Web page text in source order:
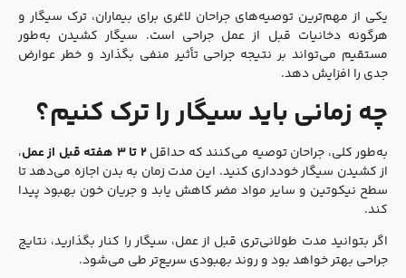
یکی از مهم‌ترین توصیه‌های جراحان لاغری برای بیماران، ترک سیگار و
هرگونه دخانیات قبل از عمل جراحی است. سیگار کشیدن به‌طور
مستقیم می‌تواند بر نتیجه جراحی تأثیر منفی بگذارد و خطر عوارض
جدی را افزایش دهد.
چه زمانی باید سیگار را ترک کنیم؟
به‌طور کلی، جراحان توصیه می‌کنند که حداقل۲ تا ۳ هفته قبل از عمل
،
از کشیدن سیگار خودداری کنید. این مدت زمان به بدن اجازه می‌دهد تا
سطح نیکوتین و سایر مواد مضر کاهش یابد و جریان خون بهبود پیدا
کند.
اگر بتوانید مدت طولانی‌تری قبل از عمل، سیگار را کنار بگذارید، نتایج
جراحی بهتر خواهد بود و روند بهبودی سریع‌تر طی می‌شود.